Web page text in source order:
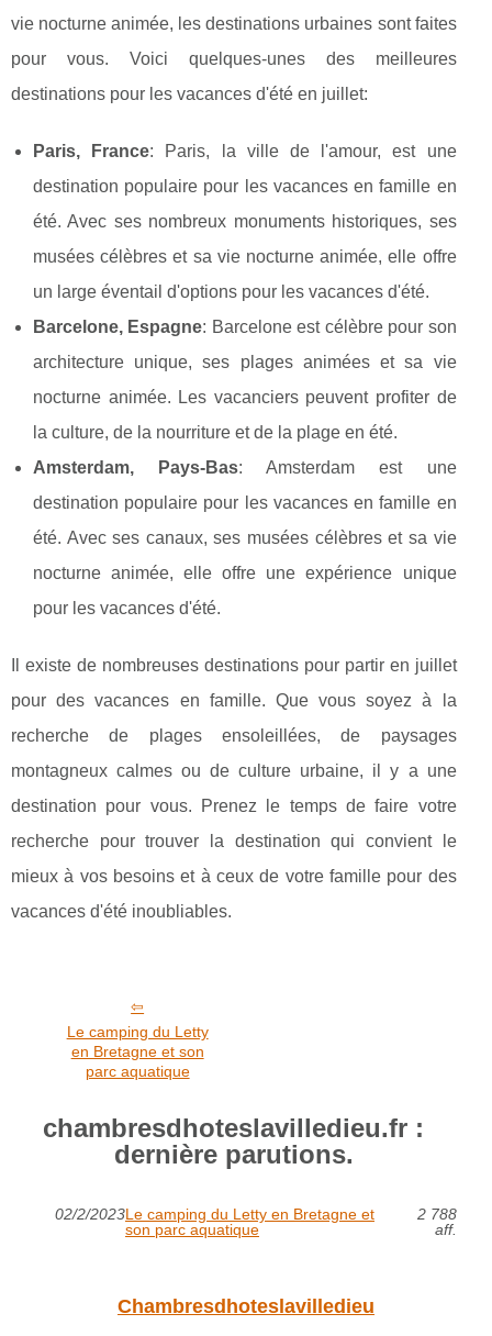
vie nocturne animée, les destinations urbaines sont faites
pour vous. Voici quelques-unes des meilleures
destinations pour les vacances d'été en juillet:
Paris, France: Paris, la ville de l'amour, est une
destination populaire pour les vacances en famille en
été. Avec ses nombreux monuments historiques, ses
musées célèbres et sa vie nocturne animée, elle offre
un large éventail d'options pour les vacances d'été.
Barcelone, Espagne: Barcelone est célèbre pour son
architecture unique, ses plages animées et sa vie
nocturne animée. Les vacanciers peuvent profiter de
la culture, de la nourriture et de la plage en été.
Amsterdam, Pays-Bas: Amsterdam est une
destination populaire pour les vacances en famille en
été. Avec ses canaux, ses musées célèbres et sa vie
nocturne animée, elle offre une expérience unique
pour les vacances d'été.
Il existe de nombreuses destinations pour partir en juillet
pour des vacances en famille. Que vous soyez à la
recherche de plages ensoleillées, de paysages
montagneux calmes ou de culture urbaine, il y a une
destination pour vous. Prenez le temps de faire votre
recherche pour trouver la destination qui convient le
mieux à vos besoins et à ceux de votre famille pour des
vacances d'été inoubliables.
Le camping du Letty
en Bretagne et son
parc aquatique
chambresdhoteslavilledieu.fr :
dernière parutions.
02/2/2023Le camping du Letty en Bretagne et
son parc aquatique
2 788
aff.
Chambresdhoteslavilledieu